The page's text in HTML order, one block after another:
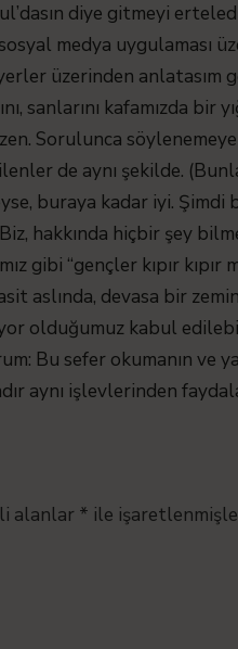
diye gitmeyi
sosyal medya
üzerinden anlatasım
sanlarını kafamızda bir
Sorulunca
de aynı şekilde.
buraya kadar iyi. Şimdi
hakkında hiçbir şey
gibi “gençler kıpır kıpır
aslında, devasa bir
olduğumuz kabul
Bu sefer okumanın ve
aynı işlevlerinden
alanlar * ile